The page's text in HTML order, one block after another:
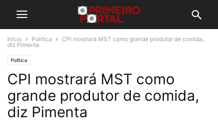
Início Política
CPI mostrará MST como grande produtor de comida,
diz Pimenta
Política
CPI mostrará MST como
grande produtor de comida,
diz Pimenta